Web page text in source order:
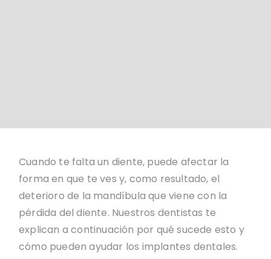
Cuando te falta un diente, puede afectar la
forma en que te ves y, como resultado, el
deterioro de la mandíbula que viene con la
pérdida del diente. Nuestros dentistas te
explican a continuación por qué sucede esto y
cómo pueden ayudar los implantes dentales.